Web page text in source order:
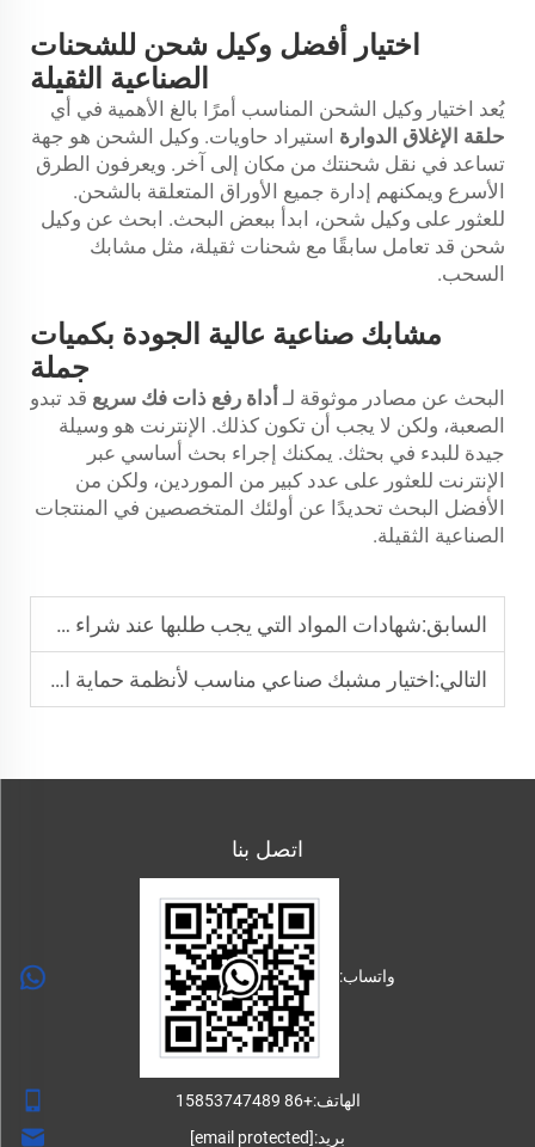
اختيار أفضل وكيل شحن للشحنات
الصناعية الثقيلة
يُعد اختيار وكيل الشحن المناسب أمرًا بالغ الأهمية في أي
حلقة الإغلاق الدوارة استيراد حاويات. وكيل الشحن هو جهة
تساعد في نقل شحنتك من مكان إلى آخر. ويعرفون الطرق
الأسرع ويمكنهم إدارة جميع الأوراق المتعلقة بالشحن.
للعثور على وكيل شحن، ابدأ ببعض البحث. ابحث عن وكيل
شحن قد تعامل سابقًا مع شحنات ثقيلة، مثل مشابك
السحب.
مشابك صناعية عالية الجودة بكميات
جملة
البحث عن مصادر موثوقة لـ أداة رفع ذات فك سريع قد تبدو
الصعبة، ولكن لا يجب أن تكون كذلك. الإنترنت هو وسيلة
جيدة للبدء في بحثك. يمكنك إجراء بحث أساسي عبر
الإنترنت للعثور على عدد كبير من الموردين، ولكن من
الأفضل البحث تحديدًا عن أولئك المتخصصين في المنتجات
الصناعية الثقيلة.
السابق:شهادات المواد التي يجب طلبها عند شراء مشبك صناعي سريع
التالي:اختيار مشبك صناعي مناسب لأنظمة حماية السقوط
اتصل بنا
واتساب:
الهاتف:+86 15853747489
بريد:[email protected]